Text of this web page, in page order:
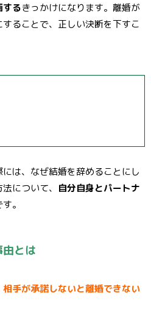
するきっかけになります。離婚が
ることで、正しい決断を下すこ
は、なぜ結婚を辞めることにし
について、 自分自身とパートナ
。
とは
手が承諾しないと離婚できない